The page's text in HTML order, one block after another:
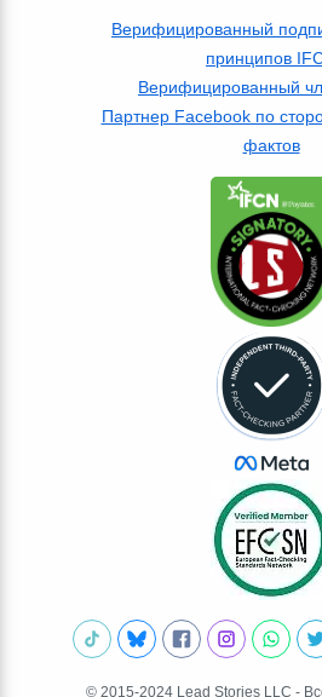
Верифицированный
принципов
Верифицированный
Партнер Facebook по
фактов
© 2015-2024 Lead Stories LLC -